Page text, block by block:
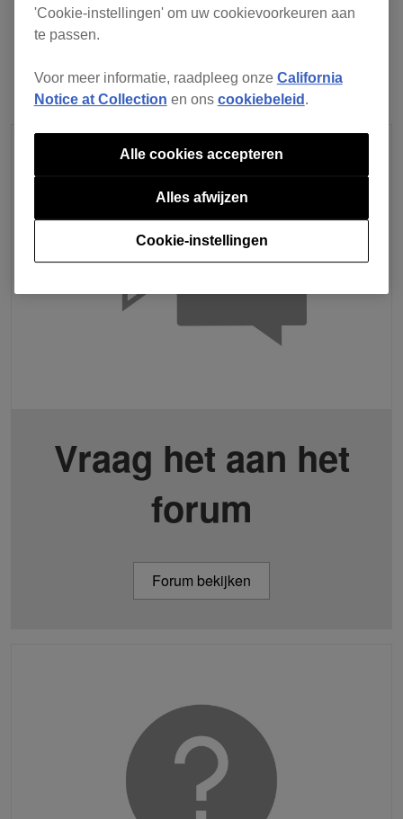
volgende
Vraag het aan het
forum
Forum bekijken
'Cookie-instellingen' om uw cookievoorkeuren aan
te passen.
Voor meer informatie, raadpleeg onze California
Notice at Collection en ons cookiebeleid .
Cookie-instellingen
Alles afwijzen
Alle cookies accepteren